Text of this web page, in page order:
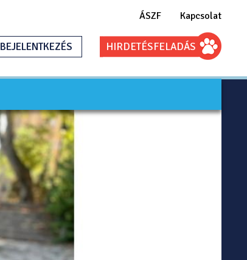
ÁSZF Kapcsolat
BEJELENTKEZÉS HIRDETÉSFELADÁS